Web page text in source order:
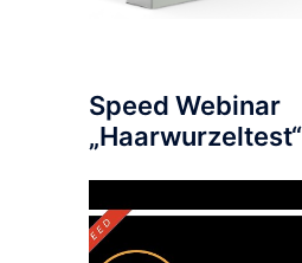
Speed Webinar
„Haarwurzeltest“